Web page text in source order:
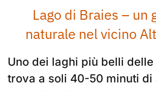
Lago di Braies – un
naturale nel vicino
Uno dei laghi più belli
trova a soli 40-50 minuti di